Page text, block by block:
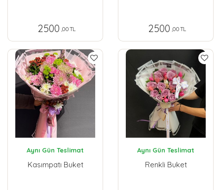
2500 ,00 TL 2500 ,00 TL
Aynı Gün Teslimat
Kasımpatı Buket
Aynı Gün Teslimat
Renkli Buket